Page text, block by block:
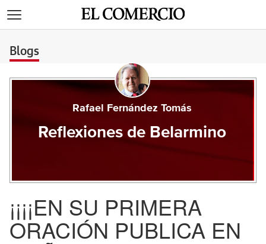
Blogs
Rafael Fernández Tomás
Reflexiones de Belarmino
¡¡¡¡EN SU PRIMERA
ORACIÓN PUBLICA EN